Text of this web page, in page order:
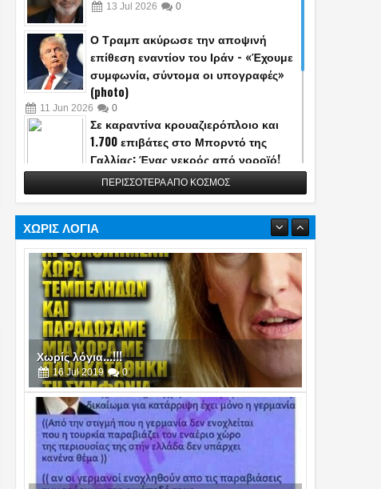
Στρατιωτικός όρκος στο
2026
Νέα τουρκική
14
Jun
2026
13 Jul 2026 0
Ο Τραμπ ακύρωσε την αποψινή
επίθεση εναντίον του Ιράν - «Έχουμε
συμφωνία, σύντομα οι υπογραφές»
(photo)
11 Jun 2026 0
Σε καραντίνα κρουαζιερόπλοιο και
1.700 επιβάτες στο Μπορντό της
Γαλλίας: Ένας νεκρός από νοροϊό!
13 May 2026 0
Η Τουρκία αποκάλυψε την κατασκευή
Yildirimhan ακτίνας δράσης 6.000 χλμ.!
(video)
06 May 2026 0
Πυρά στο δείπνο ανταποκριτών του
Λευκού Οίκου - Απομακρύνθηκε ο
26Apr 2026
ΠΕΡΙΣΣΟΤΕΡΑ ΑΠΟ ΚΟΣΜΟΣ
ΧΩΡΙΣ ΛΟΓΙΑ
Χωρίς λόγια...!!!
16 Jul 2019 0